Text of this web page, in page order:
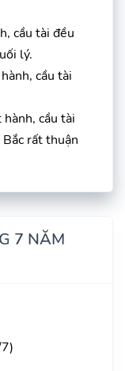
cầu tài đều
lý.
cầu tài
hành, cầu tài
rất thuận
7 NĂM